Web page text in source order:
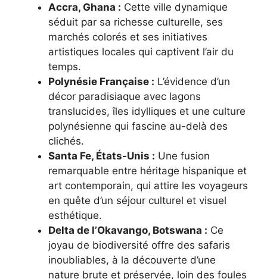
Accra, Ghana : Cette ville dynamique
séduit par sa richesse culturelle, ses
marchés colorés et ses initiatives
artistiques locales qui captivent l’air du
temps.
Polynésie Française : L’évidence d’un
décor paradisiaque avec lagons
translucides, îles idylliques et une culture
polynésienne qui fascine au-delà des
clichés.
Santa Fe, États-Unis : Une fusion
remarquable entre héritage hispanique et
art contemporain, qui attire les voyageurs
en quête d’un séjour culturel et visuel
esthétique.
Delta de l’Okavango, Botswana : Ce
joyau de biodiversité offre des safaris
inoubliables, à la découverte d’une
nature brute et préservée, loin des foules